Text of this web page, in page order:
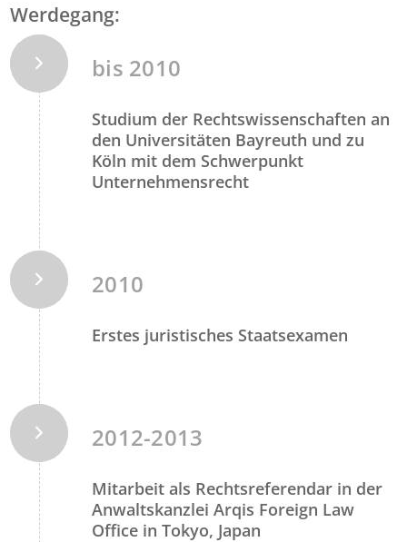
Werdegang:
bis 2010
Studium der Rechtswissenschaften an
den Universitäten Bayreuth und zu
Köln mit dem Schwerpunkt
Unternehmensrecht
2010
Erstes juristisches Staatsexamen
2012-2013
Mitarbeit als Rechtsreferendar in der
Anwaltskanzlei Arqis Foreign Law
Office in Tokyo, Japan